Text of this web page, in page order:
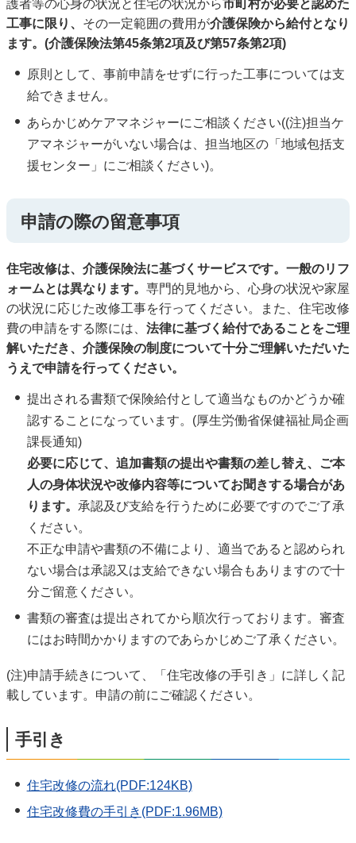
護者等の心身の状況と住宅の状況から市町村が必要と認めた
工事に限り、 その一定範囲の費用が介護保険から給付となり
ます。(介護保険法第45条第2項及び第57条第2項)
原則として、事前申請をせずに行った工事については支
給できません。
あらかじめケアマネジャーにご相談ください((注)担当ケ
アマネジャーがいない場合は、担当地区の「地域包括支
援センター」にご相談ください)。
申請の際の留意事項
住宅改修は、介護保険法に基づくサービスです。一般のリフ
ォームとは異なります。 専門的見地から、心身の状況や家屋
の状況に応じた改修工事を行ってください。また、住宅改修
費の申請をする際には、 法律に基づく給付であることをご理
解いただき、介護保険の制度について十分ご理解いただいた
うえで申請を行ってください。
提出される書類で保険給付として適当なものかどうか確
認することになっています。(厚生労働省保健福祉局企画
課長通知)
必要に応じて、追加書類の提出や書類の差し替え、ご本
人の身体状況や改修内容等についてお聞きする場合があ
ります。 承認及び支給を行うために必要ですのでご了承
ください。
不正な申請や書類の不備により、適当であると認められ
ない場合は承認又は支給できない場合もありますので十
分ご留意ください。
書類の審査は提出されてから順次行っております。審査
にはお時間かかりますのであらかじめご了承ください。
(注)申請手続きについて、「住宅改修の手引き」に詳しく記
載しています。申請の前にご確認ください。
手引き
住宅改修の流れ(PDF:124KB)
住宅改修費の手引き(PDF:1.96MB)